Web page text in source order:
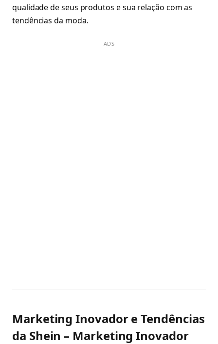
qualidade de seus produtos e sua relação com as
tendências da moda.
ADS
Marketing Inovador e Tendências
da Shein – Marketing Inovador